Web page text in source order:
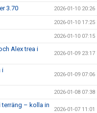
3.70 2026-01-10 20:26
2026-01-10 17:25
2026-01-10 07:15
Alex trea i
2026-01-09 23:17
i
2026-01-09 07:06
2026-01-08 07:38
terräng – kolla in
2026-01-07 11:01